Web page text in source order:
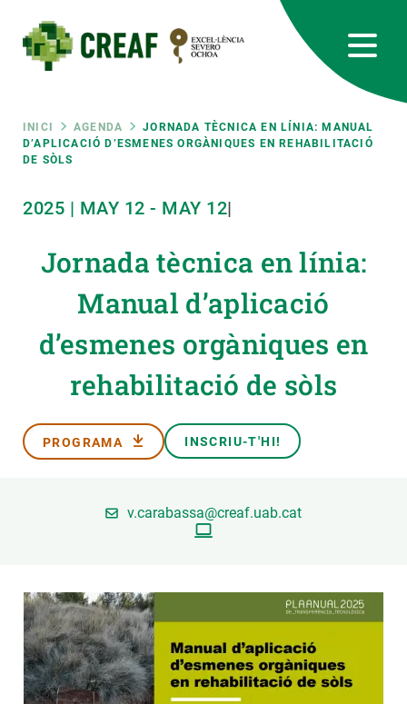
contingut
Fil
d'ariadna
INICI AGENDA
JORNADA TÈCNICA EN LÍNIA: MANUAL
D’APLICACIÓ D’ESMENES ORGÀNIQUES EN REHABILITACIÓ
DE SÒLS
2025 | MAY 12 - MAY 12|
Jornada tècnica en línia:
Manual d’aplicació
d’esmenes orgàniques en
rehabilitació de sòls
PROGRAMA INSCRIU-T'HI!
v.carabassa@creaf.uab.cat
RRSS
responsive
Responsive
menu
SOBRE NOSALTRES
PARTICIPA